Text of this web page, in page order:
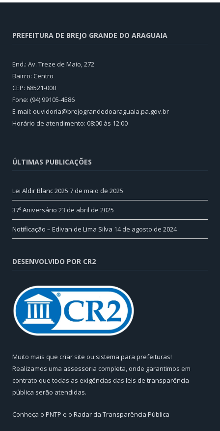
PREFEITURA DE BREJO GRANDE DO ARAGUAIA
End.: Av. Treze de Maio, 272
Bairro: Centro
CEP: 68521-000
Fone: (94) 99105-4586
E-mail: ouvidoria@brejograndedoaraguaia.pa.gov.br
Horário de atendimento: 08:00 às 12:00
ÚLTIMAS PUBLICAÇÕES
Lei Aldir Blanc 2025 7 de maio de 2025
37º Aniversário 23 de abril de 2025
Notificação – Edivan de Lima Silva 14 de agosto de 2024
DESENVOLVIDO POR CR2
Muito mais que criar site ou sistema para prefeituras!
Realizamos uma assessoria completa, onde garantimos em
contrato que todas as exigências das leis de transparência
pública serão atendidas.
Conheça o PNTP e o Radar da Transparência Pública